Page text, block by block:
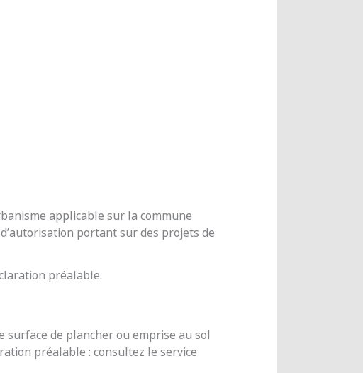
applicable sur la commune
portant sur des projets de
préalable.
surface de plancher ou emprise au sol
préalable : consultez le service